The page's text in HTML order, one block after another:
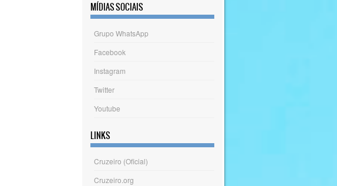
MÍDIAS SOCIAIS
Grupo WhatsApp
Facebook
Instagram
Twitter
Youtube
LINKS
Cruzeiro (Oficial)
Cruzeiro.org